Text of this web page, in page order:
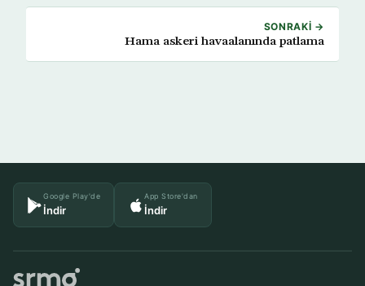
SONRAKI →
Hama askeri havaalanında patlama
Google Play'de
İndir
App Store'dan
İndir